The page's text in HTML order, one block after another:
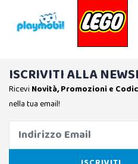
ISCRIVITI ALLA
Ricevi Novità, Promozioni e
nella tua email!